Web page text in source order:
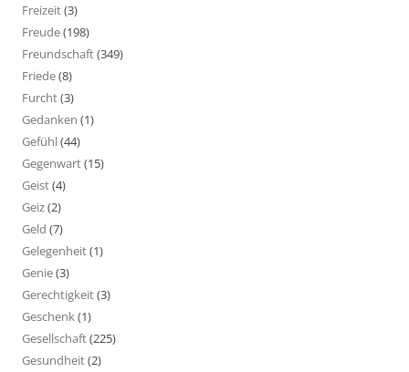
Freizeit(3)
Freude(198)
Freundschaft(349)
Friede(8)
Furcht(3)
Gedanken (1)
Gefühl(44)
Gegenwart(15)
Geist(4)
Geiz(2)
Geld (7)
Gelegenheit(1)
Genie(3)
Gerechtigkeit(3)
Geschenk(1)
Gesellschaft(225)
Gesundheit(2)